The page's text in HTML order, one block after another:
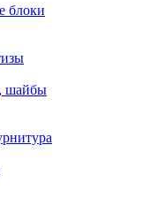
блоки
шайбы